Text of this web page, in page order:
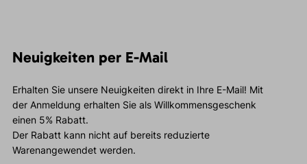
Neuigkeiten per E-Mail
Erhalten Sie unsere Neuigkeiten direkt in Ihre E-Mail! Mit
der Anmeldung erhalten Sie als Willkommensgeschenk
einen 5% Rabatt.
Der Rabatt kann nicht auf bereits reduzierte
Warenangewendet werden.